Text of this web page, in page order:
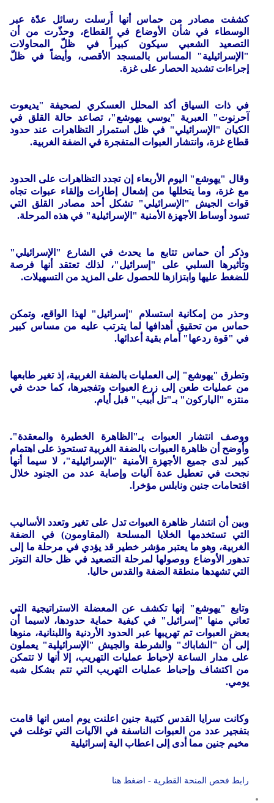
كشفت مصادر من حماس أنها أَرسلت رسائل عدّة عبر
الوسطاء في شأن الأوضاع في القطاع، وحذّرت من أن
التصعيد الشعبي سيكون كبيراً في ظلّ المحاولات
"الإسرائيلية" المساس بالمسجد الأقصى، وأيضاً في ظلّ
إجراءات تشديد الحصار على غزة.
في ذات السياق أكد المحلل العسكري لصحيفة "يديعوت
آحرنوت" العبرية "يوسي يهوشع"، تصاعد حالة القلق في
الكيان "الإسرائيلي" في ظل استمرار التظاهرات عند حدود
قطاع غزة، وانتشار العبوات المتفجرة في الضفة الغربية.
وقال "يهوشع" اليوم الأربعاء إن تجدد التظاهرات على الحدود
مع غزة، وما يتخللها من إشعال إطارات وإلقاء عبوات تجاه
قوات الجيش "الإسرائيلي" تشكل أحد مصادر القلق التي
تسود أوساط الأجهزة الأمنية "الإسرائيلية" في هذه المرحلة.
وذكر أن حماس تتابع ما يحدث في الشارع "الإسرائيلي"
وتأثيرها السلبي على "إسرائيل"، لذلك تعتقد أنها فرصة
للضغط عليها وابتزازها للحصول على المزيد من التسهيلات.
وحذر من إمكانية استسلام "إسرائيل" لهذا الواقع، وتمكن
حماس من تحقيق أهدافها لما يترتب عليه من مساس كبير
في "قوة ردعها" أمام بقية أعدائها.
وتطرق "يهوشع" إلى العمليات بالضفة الغربية، إذ تغير طابعها
من عمليات طعن إلى زرع العبوات وتفجيرها، كما حدث في
منتزه "الياركون" بـ"تل أبيب" قبل أيام.
ووصف انتشار العبوات بـ"الظاهرة الخطيرة والمعقدة".
وأوضح أن ظاهرة العبوات بالضفة الغربية تستحوذ على اهتمام
كبير لدى جميع الأجهزة الأمنية "الإسرائيلية"، لا سيما أنها
نجحت في تعطيل عدة آليات وإصابة عدد من الجنود خلال
اقتحامات جنين ونابلس مؤخرا.
وبين أن انتشار ظاهرة العبوات تدل على تغير وتعدد الأساليب
التي تستخدمها الخلايا المسلحة (المقاومون) في الضفة
الغربية، وهو ما يعتبر مؤشر خطير قد يؤدي في مرحلة ما إلى
تدهور الأوضاع ووصولها لمرحلة التصعيد في ظل حالة التوتر
التي تشهدها منطقة الضفة والقدس حاليا.
وتابع "يهوشع" إنها تكشف عن المعضلة الاستراتيجية التي
تعاني منها "إسرائيل" في كيفية حماية حدودها، لاسيما أن
بعض العبوات تم تهريبها عبر الحدود الأردنية واللبنانية، منوها
إلى أن "الشاباك" والشرطة والجيش "الإسرائيلية" يعملون
على مدار الساعة لإحباط عمليات التهريب، إلا أنها لا تتمكن
من اكتشاف وإحباط عمليات التهريب التي تتم بشكل شبه
يومي.
وكانت سرايا القدس كتيبة جنين اعلنت يوم امس انها قامت
بتفجير عدد من العبوات الناسفة في الآليات التي توغلت في
مخيم جنين مما أدى إلى اعطاب الية إسرائيلية
رابط فحص المنحة القطرية - اضغط هنا